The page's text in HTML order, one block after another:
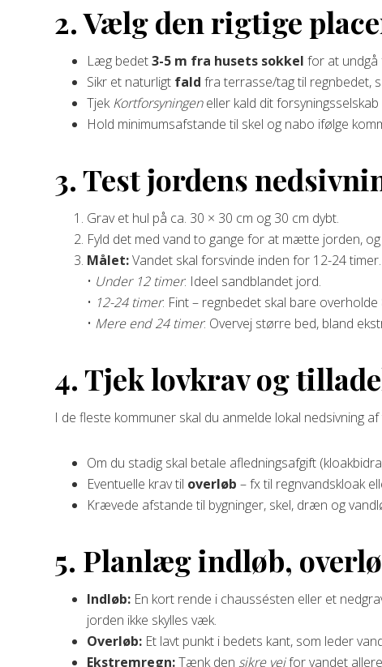
2. Vælg den rigtige
Læg bedet3-5 m fra husets sokkel for at undgå
Sikr et naturligt fald fra terrasse/tag til regnbedet,
TjekKortforsyningeneller kald dit
Hold minimumsafstande til skel og nabo ifølge
3. Test jordens
Grav et hul på ca. 30 × 30 cm og 30 cm dybt.
Fyld det med vand to gange for at mætte jorden,
Målet:Vandet skal forsvinde inden for 12-24 timer.
• Under 12 timer: Ideel sandblandet jord.
• 12-24 timer: Fint – regnbedet skal bare overholde
• Mere end 24 timer: Overvej større bed, bland
4. Tjek lovkrav og
I de fleste kommuner skal du anmelde lokal nedsivning
Om du stadig skal betale afledningsafgift
Eventuelle krav til overløb – fx til regnvandskloak
Krævede afstande til bygninger, skel, dræn og
5. Planlæg indløb,
Indløb: En kort rende i chaussésten eller et
jorden ikke skylles væk.
Overløb: Et lavt punkt i bedets kant, som leder
Ekstremregn:Tænk den sikre vejfor vandet